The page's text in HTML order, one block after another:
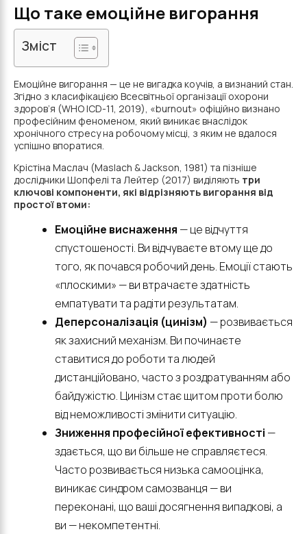
Що таке емоційне вигорання
Зміст
Емоційне вигорання — це не вигадка коучів, а визнаний стан.
Згідно з класифікацією Всесвітньої організації охорони
здоров’я (WHO ICD-11, 2019), «burnout» офіційно визнано
професійним феноменом, який виникає внаслідок
хронічного стресу на робочому місці, з яким не вдалося
успішно впоратися.
Крістіна Маслач (Maslach & Jackson, 1981) та пізніше
дослідники Шопфелі та Лейтер (2017) виділяють три
ключові компоненти, які відрізняють вигорання від
простої втоми:
Емоційне виснаження — це відчуття
спустошеності. Ви відчуваєте втому ще до
того, як почався робочий день. Емоції стають
«плоскими» — ви втрачаєте здатність
емпатувати та радіти результатам.
Деперсоналізація (цинізм) — розвивається
як захисний механізм. Ви починаєте
ставитися до роботи та людей
дистанційовано, часто з роздратуванням або
байдужістю. Цинізм стає щитом проти болю
від неможливості змінити ситуацію.
Зниження професійної ефективності —
здається, що ви більше не справляєтеся.
Часто розвивається низька самооцінка,
виникає синдром самозванця — ви
переконані, що ваші досягнення випадкові, а
ви — некомпетентні.